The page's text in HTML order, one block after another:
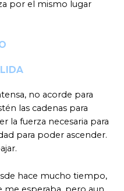
por el mismo lugar
no acorde para
las cadenas para
la fuerza necesaria para
para poder ascender.
hace mucho tiempo,